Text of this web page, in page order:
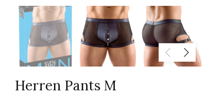
Herren Pants M